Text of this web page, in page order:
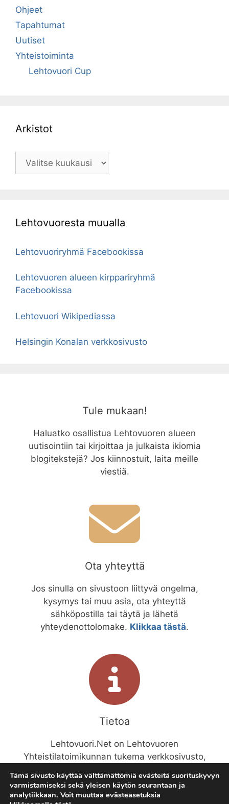
Ohjeet
Tapahtumat
Uutiset
Yhteistoiminta
Lehtovuori Cup
Arkistot
Arkistot
Lehtovuoresta muualla
Lehtovuoriryhmä Facebookissa
Lehtovuoren alueen kirppariryhmä
Facebookissa
Lehtovuori Wikipediassa
Helsingin Konalan verkkosivusto
Tule mukaan!
Haluatko osallistua Lehtovuoren alueen
uutisointiin tai kirjoittaa ja julkaista ikiomia
blogitekstejä? Jos kiinnostuit, laita meille
viestiä.
Ota yhteyttä
Jos sinulla on sivustoon liittyvä ongelma,
kysymys tai muu asia, ota yhteyttä
sähköpostilla tai täytä ja lähetä
yhteydenottolomake. Klikkaa tästä.
Tietoa
Lehtovuori.Net on Lehtovuoren
Yhteistilatoimikunnan tukema verkkosivusto,
alueesta kiinnostuneiden huviksi ja hyödyksi.
Tämä sivusto käyttää välttämättömiä evästeitä suorituskyvyn
varmistamiseksi sekä yleisen käytön seurantaan ja
analytiikkaan. Voit muuttaa evästeasetuksia